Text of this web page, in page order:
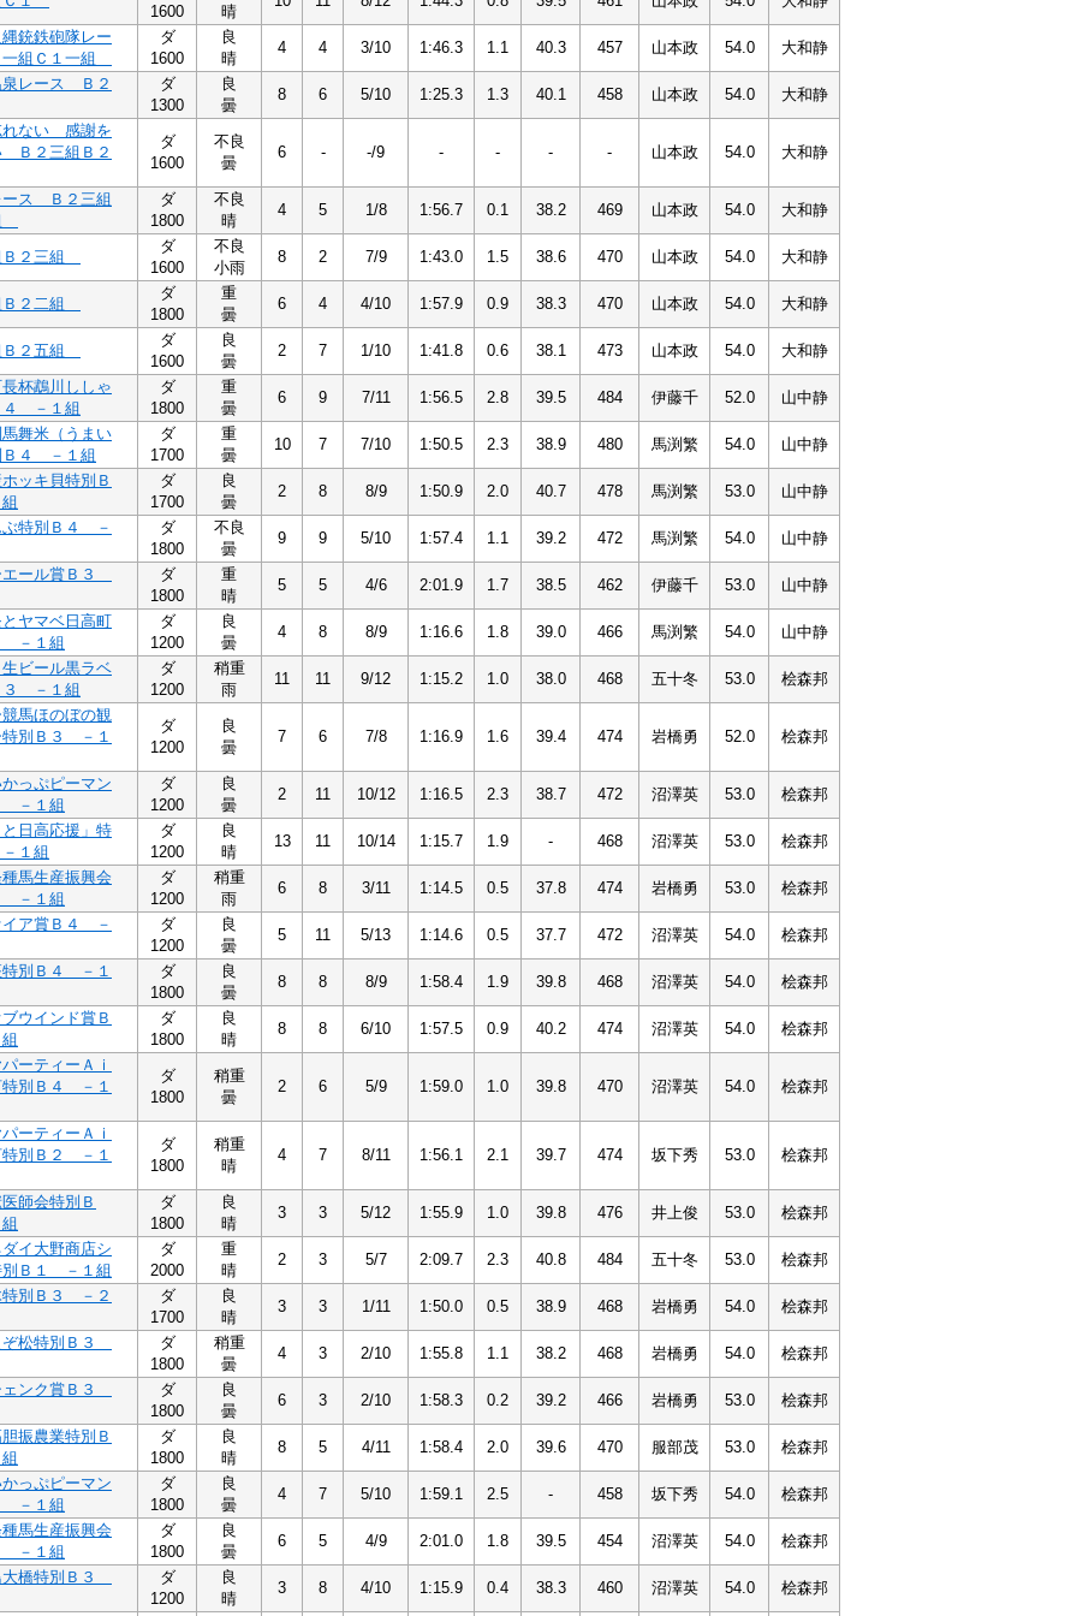
1600 晴
銃鉄砲隊レー
組Ｃ１一組
ダ
1600
良
晴
4 4 3/10 1:46.3 1.1 40.3 457 山本政 54.0
大和静
泉レース Ｂ２
ダ
1300
良
曇
8 6 5/10 1:25.3 1.3 40.1 458 山本政 54.0
大和静
れない 感謝を
Ｂ２三組Ｂ２
ダ
1600
不良
曇
6 - -/9 - - - - 山本政 54.0 大和静
ース Ｂ２三組
ダ
1800
不良
晴
4 5 1/8 1:56.7 0.1 38.2 469 山本政 54.0 大和静
Ｂ２三組
ダ
1600
不良
小雨
8 2 7/9 1:43.0 1.5 38.6 470 山本政 54.0 大和静
Ｂ２二組
ダ
1800
重
曇
6 4 4/10 1:57.9 0.9 38.3 470 山本政 54.0 大和静
Ｂ２五組
ダ
1600
良
曇
2 7 1/10 1:41.8 0.6 38.1 473 山本政 54.0
大和静
杯鵡川ししゃ
４ －１組
ダ
1800
重
曇
6 9 7/11 1:56.5 2.8 39.5 484 伊藤千 52.0
山中静
舞米（うまい
Ｂ４ －１組
ダ
1700
重
曇
10 7 7/10 1:50.5 2.3 38.9 480 馬渕繁 54.0
山中静
ッキ貝特別Ｂ
ダ
1700
良
曇
2 8 8/9 1:50.9 2.0 40.7 478 馬渕繁 53.0
山中静
ぶ特別Ｂ４ －
ダ
1800
不良
曇
9 9 5/10 1:57.4 1.1 39.2 472 馬渕繁 54.0
山中静
エール賞Ｂ３
ダ
1800
重
晴
5 5 4/6 2:01.9 1.7 38.5 462 伊藤千 53.0
山中静
ヤマベ日高町
－１組
ダ
1200
良
曇
4 8 8/9 1:16.6 1.8 39.0 466 馬渕繁 54.0
山中静
ビール黒ラベ
３ －１組
ダ
1200
稍重
雨
11 11 9/12 1:15.2 1.0 38.0 468 五十冬 53.0
桧森邦
馬ほのぼの観
特別Ｂ３ －１
ダ
1200
良
曇
7 6 7/8 1:16.9 1.6 39.4 474 岩橋勇 52.0 桧森邦
っぷピーマン
－１組
ダ
1200
良
曇
2 11 10/12 1:16.5 2.3 38.7 472 沼澤英 53.0
桧森邦
日高応援」特
１組
ダ
1200
良
晴
13 11 10/14 1:15.7 1.9 - 468 沼澤英 53.0
桧森邦
馬生産振興会
－１組
ダ
1200
稍重
雨
6 8 3/11 1:14.5 0.5 37.8 474 岩橋勇 53.0
桧森邦
イア賞Ｂ４ －
ダ
1200
良
曇
5 11 5/13 1:14.6 0.5 37.7 472 沼澤英 54.0
桧森邦
特別Ｂ４ －１
ダ
1800
良
曇
8 8 8/9 1:58.4 1.9 39.8 468 沼澤英 54.0
桧森邦
ウインド賞Ｂ
ダ
1800
良
晴
8 8 6/10 1:57.5 0.9 40.2 474 沼澤英 54.0
桧森邦
ーティーＡｉ
特別Ｂ４ －１
ダ
1800
稍重
曇
2 6 5/9 1:59.0 1.0 39.8 470 沼澤英 54.0 桧森邦
ーティーＡｉ
特別Ｂ２ －１
ダ
1800
稍重
晴
4 7 8/11 1:56.1 2.1 39.7 474 坂下秀 53.0 桧森邦
師会特別Ｂ
ダ
1800
良
晴
3 3 5/12 1:55.9 1.0 39.8 476 井上俊 53.0
桧森邦
イ大野商店シ
別Ｂ１ －１組
ダ
2000
重
晴
2 3 5/7 2:09.7 2.3 40.8 484 五十冬 53.0
桧森邦
特別Ｂ３ －２
ダ
1700
良
晴
3 3 1/11 1:50.0 0.5 38.9 468 岩橋勇 54.0
桧森邦
ぞ松特別Ｂ３
ダ
1800
稍重
曇
4 3 2/10 1:55.8 1.1 38.2 468 岩橋勇 54.0
桧森邦
ェンク賞Ｂ３
ダ
1800
良
曇
6 3 2/10 1:58.3 0.2 39.2 466 岩橋勇 53.0
桧森邦
振農業特別Ｂ
ダ
1800
良
晴
8 5 4/11 1:58.4 2.0 39.6 470 服部茂 53.0
桧森邦
っぷピーマン
－１組
ダ
1800
良
曇
4 7 5/10 1:59.1 2.5 - 458 坂下秀 54.0
桧森邦
馬生産振興会
－１組
ダ
1800
良
曇
6 5 4/9 2:01.0 1.8 39.5 454 沼澤英 54.0
桧森邦
大橋特別Ｂ３
ダ
1200
良
晴
3 8 4/10 1:15.9 0.4 38.3 460 沼澤英 54.0
桧森邦